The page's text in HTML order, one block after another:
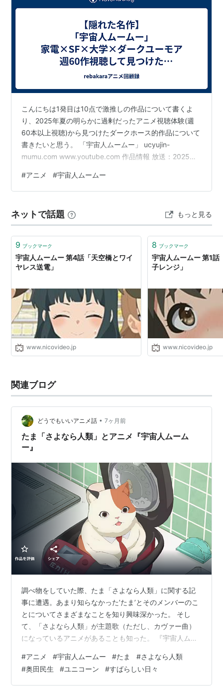
こんにちは1発目は10点で激推しの作品について書くよ
り、2025年夏の明らかに過剰だったアニメ視聴体験(週
60本以上視聴)から見つけたダークホース的作品について
書きたいと思う。 「宇宙人ムームー」 ucyujin-
mumu.com www.youtube.com 作品情報 放送：2025年4
リアタイ視聴 点数：85/100(Anilist平均点：64/100) な
ぜこの作品を最初に書こうと思ったか？ →夏に大量に視
Wikipediaすら存在しないのに連続2クール放送という、
知名度と製…
#アニメ #宇宙人ムームー
ネットで話題 もっと見る
9 ブックマーク
宇宙人ムームー 第4話「天空橋とワイ
ヤレス送電」
www.nicovideo.jp
8 ブックマーク
宇宙人ムームー 第1話
子レンジ」
www.nicovideo.jp
関連ブログ
どうでもいいアニメ話 • 7ヶ月前
たま「さよなら人類」とアニメ『宇宙人ムーム
ー』
調べ物をしていた際、たま「さよなら人類」に関する記
事に遭遇。あまり知らなかった’たま’とそのメンバーのこ
とについてさまざまなことを知り興味深かった。 そし
て、「さよなら人類」が主題歌（ただし、カヴァー曲）
になっているアニメがあることも知った。 『宇宙人ムー
記載されているあらすじを引用すると… ― 遠い宇宙から
地球にやってきた猫型異星人・ムームー。その目的は、
自らの種族が失ったテクノロジーを取り戻すため、地球
#アニメ #宇宙人ムームー #たま #さよなら人類
#奥田民生 #ユニコーン #すばらしい日々